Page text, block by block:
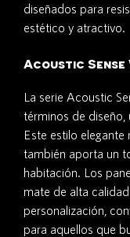
diseñados para
estético y atractivo.
Acoustic Sense
La serie Acoustic
términos de diseño,
Este estilo
también aporta un
habitación. Los
mate de alta
personalización,
para aquellos que